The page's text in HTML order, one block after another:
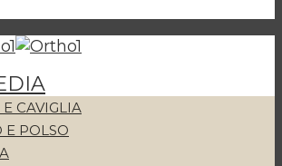
CAVIGLIA
E POLSO